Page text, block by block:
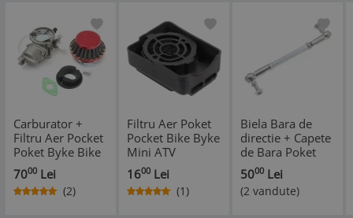
Carburator +
Filtru Aer Pocket
Poket Byke Bike
Mini ATV
7000 Lei
(2)
Filtru Aer Poket
Pocket Bike Byke
Mini ATV
1600 Lei
(1)
Biela Bara de
directie + Capete
de Bara Poket
Pocket Bike Byke
Mini ATV
5000 Lei
(2 vandute)